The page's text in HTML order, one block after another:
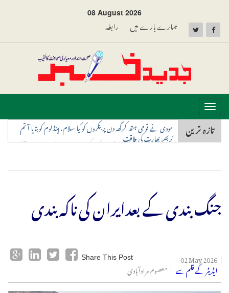
08 August 2026
ہمارے بارے میں رابطہ
Toggle
navigation
تازہ ترین این ٹی اے ایکسپرٹس نے ہی لیک کرایا نیٹ-یوجی کا پیپر، سی بی آئی
نے کیا انکشاف
جنگ بندی کے بعدایران کی ناکہ بندی
Share This Post 02 May 2026
معصوم مرادآبادی ایڈیٹر کے قلم سے